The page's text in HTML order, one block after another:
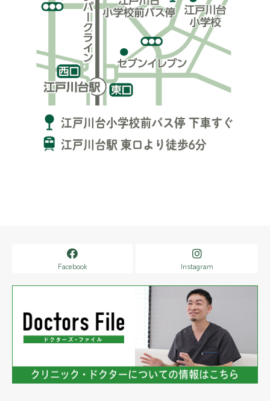
酸マクロゴール）導入のお知らせ
にきび治療（ケミカルピーリング：サルチル酸マクロゴ
ール）を導入致しました。
にきび治療されている患者様で、ディフェリンゲル、ペ
ピオゲル等使用され塗布部位の刺激、紅斑、かぶれの症
状が出た方は、是非御検討ください。
治療の目安としては１ヶ月に１回程度をお勧めいたしま
診療は、自費診療になりまして、顔3.500円 背中5.000
円となります。
詳しくは、医師にご相談下さい。
皮下生検・ツァンク試験・皮膚科顕微鏡検査・レーザー
照射治療・いぼ等冷凍凝固法・鶏眼・胼胝処置等
Facebook Instagram